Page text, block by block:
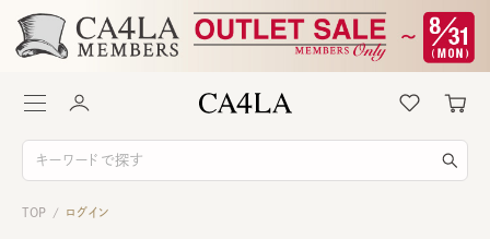
TOP / ログイン